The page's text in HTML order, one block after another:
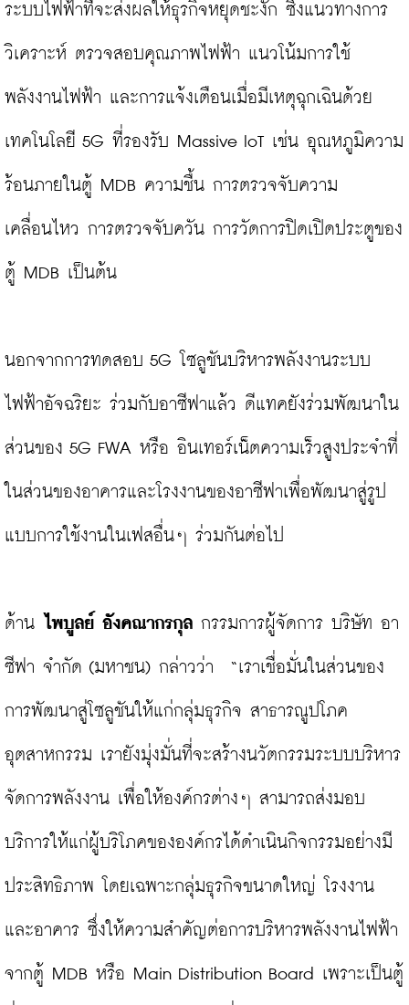
ระบบไฟฟ้าที่จะส่งผลให้ธุรกิจหยุดชะงัก ซึ่งแนวทางการ
วิเคราะห์ ตรวจสอบคุณภาพไฟฟ้า แนวโน้มการใช้
พลังงานไฟฟ้า และการแจ้งเตือนเมื่อมีเหตุฉุกเฉินด้วย
เทคโนโลยี 5G ที่รองรับ Massive IoT เช่น อุณหภูมิความ
ร้อนภายในตู้ MDB ความชื้น การตรวจจับความ
เคลื่อนไหว การตรวจจับควัน การวัดการปิดเปิดประตูของ
ตู้ MDB เป็นต้น
นอกจากการทดสอบ 5G โซลูชันบริหารพลังงานระบบ
ไฟฟ้าอัจฉริยะ ร่วมกับอาซีฟาแล้ว ดีแทคยังร่วมพัฒนาใน
ส่วนของ 5G FWA หรือ อินเทอร์เน็ตความเร็วสูงประจำที่
ในส่วนของอาคารและโรงงานของอาซีฟาเพื่อพัฒนาสู่รูป
แบบการใช้งานในเฟสอื่นๆ ร่วมกันต่อไป
ด้าน ไพบูลย์ อังคณากรกุล กรรมการผู้จัดการ บริษัท อา
ซีฟา จำกัด (มหาชน) กล่าวว่า  “เราเชื่อมั่นในส่วนของ
การพัฒนาสู่โซลูชันให้แก่กลุ่มธุรกิจ สาธารณูปโภค
อุตสาหกรรม เรายังมุ่งมั่นที่จะสร้างนวัตกรรมระบบบริหาร
จัดการพลังงาน เพื่อให้องค์กรต่างๆ สามารถส่งมอบ
บริการให้แก่ผู้บริโภคขององค์กรได้ดำเนินกิจกรรมอย่างมี
ประสิทธิภาพ โดยเฉพาะกลุ่มธุรกิจขนาดใหญ่ โรงงาน
และอาคาร ซึ่งให้ความสำคัญต่อการบริหารพลังงานไฟฟ้า
จากตู้ MDB หรือ Main Distribution Board เพราะเป็นตู้